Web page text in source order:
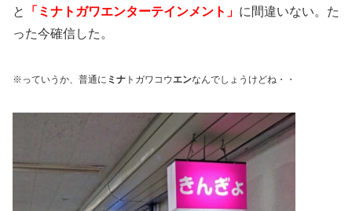
と
「ミナトガワエンターテインメント」 に間違いない。た
った今確信した。
※っていうか、普通に ミナ トガワコウエンなんでしょうけどね・・